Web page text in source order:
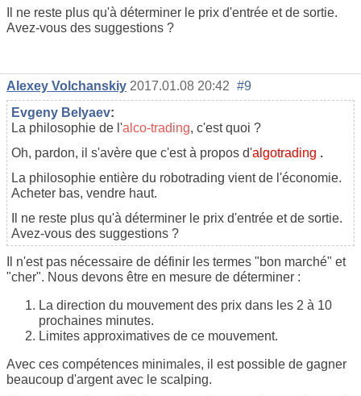
Il ne reste plus qu'à déterminer le prix d'entrée et de sortie.
Avez-vous des suggestions ?
Alexey Volchanskiy 2017.01.08 20:42 #9
Evgeny Belyaev:
La philosophie de l'alco-trading, c'est quoi ?
Oh, pardon, il s'avère que c'est à propos d'algotrading .
La philosophie entière du robotrading vient de l'économie.
Acheter bas, vendre haut.
Il ne reste plus qu'à déterminer le prix d'entrée et de sortie.
Avez-vous des suggestions ?
Il n'est pas nécessaire de définir les termes "bon marché" et
"cher". Nous devons être en mesure de déterminer :
La direction du mouvement des prix dans les 2 à 10
prochaines minutes.
Limites approximatives de ce mouvement.
Avec ces compétences minimales, il est possible de gagner
beaucoup d'argent avec le scalping.